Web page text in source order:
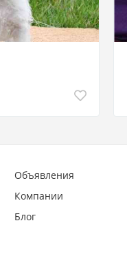
Объявления
Компании
Блог